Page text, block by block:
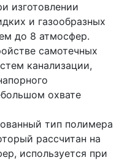
изготовлении
и газообразных
до 8 атмосфер.
самотечных
канализации,
охвате
тип полимера
рассчитан на
используется при